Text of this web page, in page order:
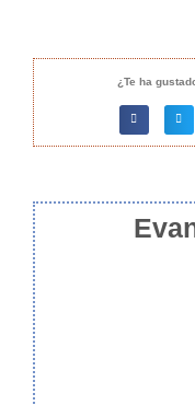
¿Te ha